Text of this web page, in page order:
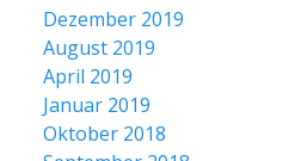
Dezember 2019
August 2019
April 2019
Januar 2019
Oktober 2018